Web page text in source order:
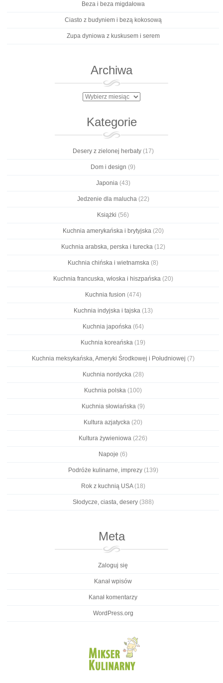
Beza i beza migdałowa
Ciasto z budyniem i bezą kokosową
Zupa dyniowa z kuskusem i serem
Archiwa
Archiwa
Kategorie
Desery z zielonej herbaty(17)
Dom i design (9)
Japonia(43)
Jedzenie dla malucha(22)
Książki (56)
Kuchnia amerykańska i brytyjska(20)
Kuchnia arabska, perska i turecka(12)
Kuchnia chińska i wietnamska (8)
Kuchnia francuska, włoska i hiszpańska(20)
Kuchnia fusion (474)
Kuchnia indyjska i tajska(13)
Kuchnia japońska(64)
Kuchnia koreańska (19)
Kuchnia meksykańska, Ameryki Środkowej i Południowej (7)
Kuchnia nordycka(28)
Kuchnia polska (100)
Kuchnia słowiańska(9)
Kultura azjatycka (20)
Kultura żywieniowa (226)
Napoje (6)
Podróże kulinarne, imprezy(139)
Rok z kuchnią USA(18)
Słodycze, ciasta, desery(388)
Meta
Zaloguj się
Kanał wpisów
Kanał komentarzy
WordPress.org